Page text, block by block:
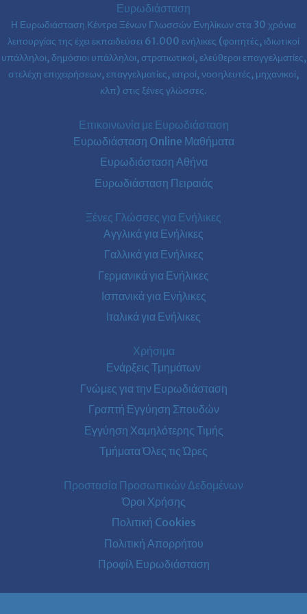
Ευρωδιάσταση
Η Ευρωδιάσταση Κέντρα Ξένων Γλωσσών Ενηλίκων στα 30 χρόνια
λειτουργίας της έχει εκπαιδεύσει 61.000 ενήλικες (φοιτητές, ιδιωτικοί
υπάλληλοι, δημόσιοι υπάλληλοι, στρατιωτικοί, ελεύθεροι επαγγελματίες,
στελέχη επιχειρήσεων, επαγγελματίες, ιατροί, νοσηλευτές, μηχανικοί,
κλπ) στις ξένες γλώσσες.
Επικοινωνία με Ευρωδιάσταση
Ευρωδιάσταση Online Μαθήματα
Ευρωδιάσταση Αθήνα
Ευρωδιάσταση Πειραιάς
Ξένες Γλώσσες για Ενήλικες
Αγγλικά για Ενήλικες
Γαλλικά για Ενήλικες
Γερμανικά για Ενήλικες
Ισπανικά για Ενήλικες
Ιταλικά για Ενήλικες
Χρήσιμα
Ενάρξεις Τμημάτων
Γνώμες για την Ευρωδιάσταση
Γραπτή Εγγύηση Σπουδών
Εγγύηση Χαμηλότερης Τιμής
Τμήματα Όλες τις Ώρες
Προστασία Προσωπικών Δεδομένων
Όροι Χρήσης
Πολιτική Cookies
Πολιτική Απορρήτου
Προφίλ Ευρωδιάσταση